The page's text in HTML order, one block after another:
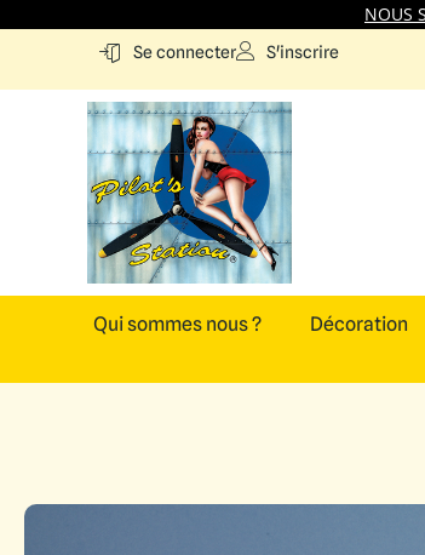
NOUS
Se connecter S'inscrire
Qui sommes nous ? Décoration